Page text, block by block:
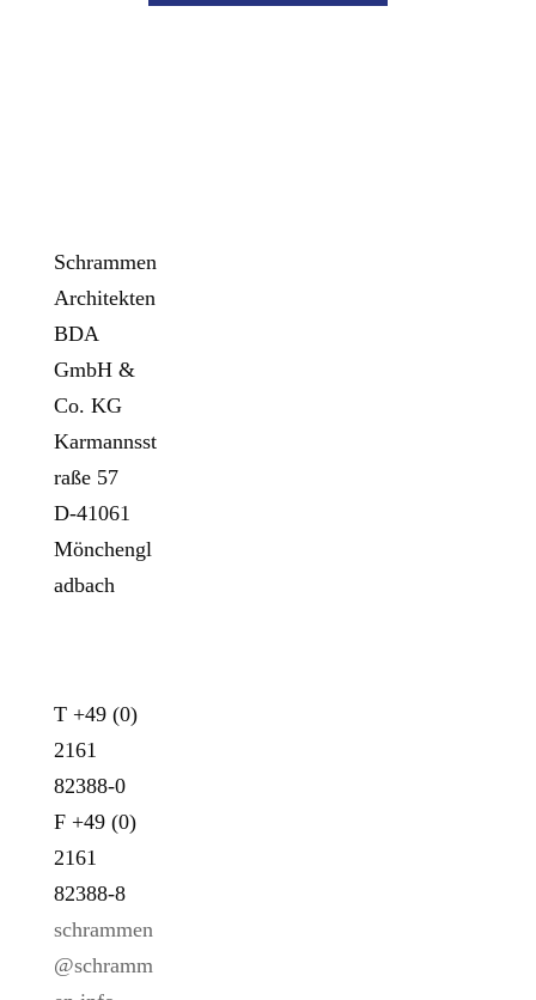
Schrammen
Architekten
BDA
GmbH &
Co. KG
Karmannsst
raße 57
D-41061
Mönchengl
adbach
T +49 (0)
2161
82388-0
F +49 (0)
2161
82388-8
schrammen
@schramm